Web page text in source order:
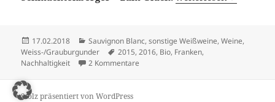
Veröffentlicht
am
17.02.2018 Kategorien
Sauvignon Blanc,sonstige Weißweine,Weine,
Weiss-/Grauburgunder
Schlagwörter
2015,2016, Bio, Franken,
Nachhaltigkeit
2 Kommentare
Stolz präsentiert von WordPress